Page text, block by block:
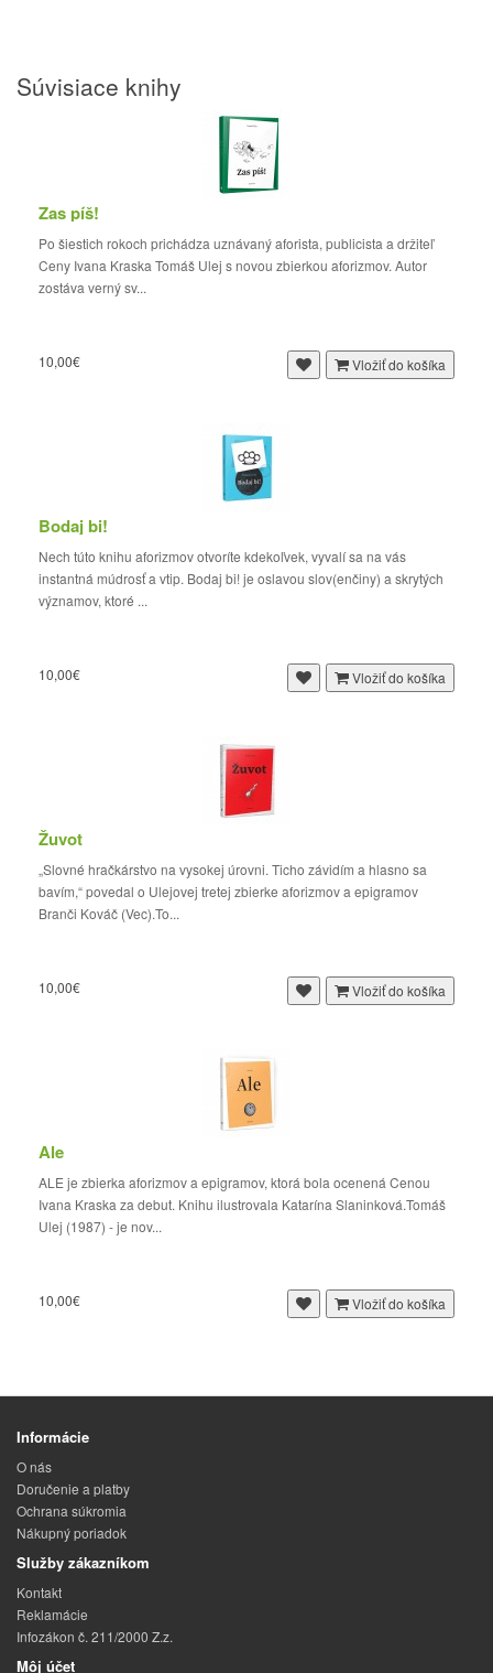
Súvisiace knihy
Zas píš!
Po šiestich rokoch prichádza uznávaný aforista, publicista a držiteľ
Ceny Ivana Kraska Tomáš Ulej s novou zbierkou aforizmov. Autor
zostáva verný sv...
10,00€ Vložiť do košíka
Bodaj bi!
Nech túto knihu aforizmov otvoríte kdekoľvek, vyvalí sa na vás
instantná múdrosť a vtip. Bodaj bi! je oslavou slov(enčiny) a skrytých
významov, ktoré ...
10,00€ Vložiť do košíka
Žuvot
„Slovné hračkárstvo na vysokej úrovni. Ticho závidím a hlasno sa
bavím,“ povedal o Ulejovej tretej zbierke aforizmov a epigramov
Branči Kováč (Vec).To...
10,00€ Vložiť do košíka
Ale
ALE je zbierka aforizmov a epigramov, ktorá bola ocenená Cenou
Ivana Kraska za debut. Knihu ilustrovala Katarína Slaninková.Tomáš
Ulej (1987) - je nov...
10,00€ Vložiť do košíka
Informácie
O nás
Doručenie a platby
Ochrana súkromia
Nákupný poriadok
Služby zákazníkom
Kontakt
Reklamácie
Infozákon č. 211/2000 Z.z.
Môj účet